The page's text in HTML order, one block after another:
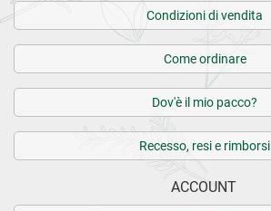
Condizioni di vendita
Come ordinare
Dov'è il mio pacco?
Recesso, resi e rimborsi
ACCOUNT